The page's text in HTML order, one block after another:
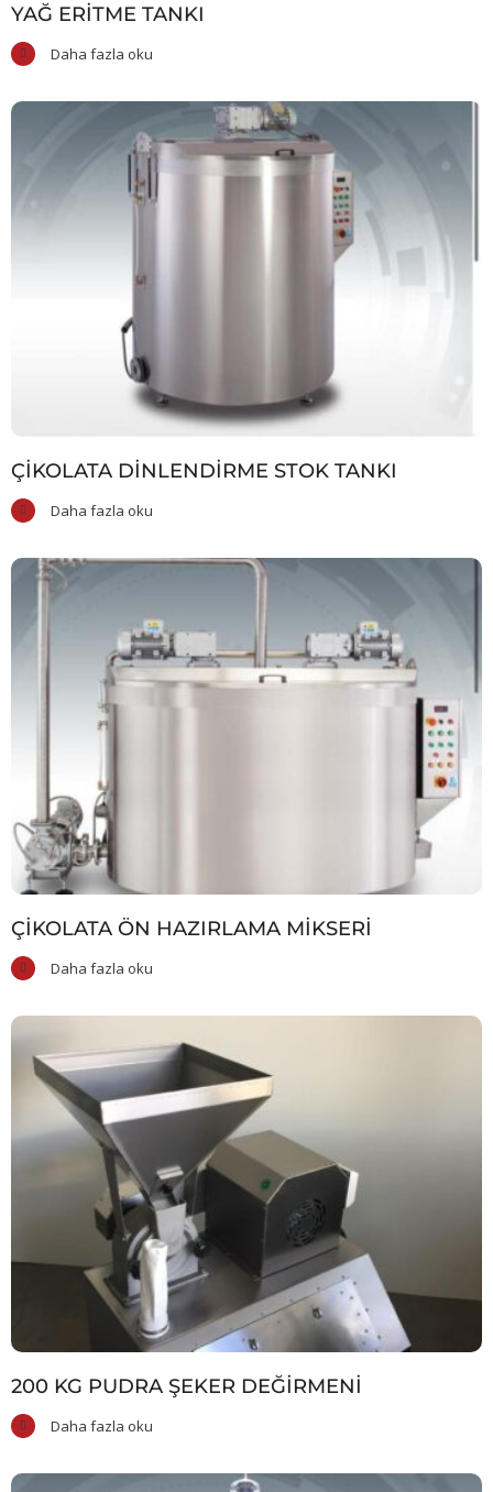
YAĞ ERITME TANKI
Daha fazla oku
ÇIKOLATA DINLENDIRME STOK TANKI
Daha fazla oku
ÇIKOLATA ÖN HAZIRLAMA MIKSERI
Daha fazla oku
200 KG PUDRA ŞEKER DEĞIRMENI
Daha fazla oku